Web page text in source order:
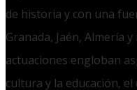
de historia y con una
Granada, Jaén, Almería
actuaciones engloban
cultura y la educación,